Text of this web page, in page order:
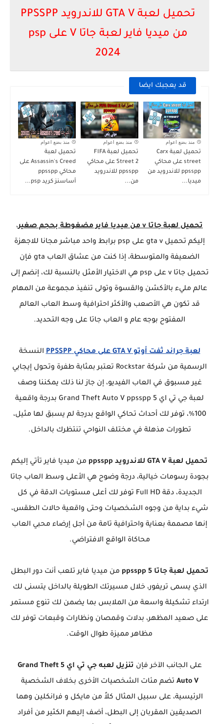
تحميل لعبة GTA V للاندرويد PPSSPP
من ميديا فاير لعبة جاتا V على psp
2024
قد يعجبك ايضا
منذ بضع اعوام
تحميل لعبة Carx
street على محاكي
ppsspp للاندرويد من
ميديا...
منذ بضع اعوام
تحميل لعبة FIFA
Street 2 على محاكي
ppsspp للاندرويد
من...
منذ بضع اعوام
تحميل لعبة
Assassin's Creed على
محاكي ppsspp
أساسنز كريد psp...
تحميل لعبة جاتا v من ميديا فاير مضغوطة بحجم صغير
،
إليكم تحميل gta v على psp برابط واحد مباشر مجانا للاجهزة
الضعيفة والمتوسطة، إذا كنت من عشاق العاب gta فإن
تحميل جاتا v على psp هي الاختيار الأمثل بالنسبة لك، إنضم إلى
عالم مليء بالأكشن والقسوة وتولى تنفيذ مجموعة من المهام
قد تكون هي الأصعب والأكثر احترافية وسط العاب العالم
المفتوح بوجه عام و العاب جاتا على وجه التحديد.
لعبة جراند ثفت أوتو GTA V على محاكي PPSSPP
النسخة
الرسمية من شركة Rockstar تعتبر بمثابة طفرة وتحول إيجابي
غير مسبوق في العاب الفيديو، إن جاز لنا ذلك يمكننا وصف
لعبة جي تي اي 5 Grand Theft Auto V ppsspp بدرجة واقعية
100%، توفر لك أحداث تحاكي الواقع بدرجة لم يسبق لها مثيل،
تطورات مذهلة في مختلف النواحي تنتظرك بالداخل.
تحميل لعبة GTA V للاندرويد ppsspp
من ميديا فاير تأتي إليكم
بجودة رسومات خيالية، درجة وضوح هي الأعلى وسط العاب جاتا
الجديدة، دقة Full HD توفر لك أعلى مستويات الدقة في كل
شيء بداية من وجوه الشخصيات وحتى واقعية حالات الطقس،
إنها مصممة بعناية واحترافية تامة من أجل إرضاء محبي العاب
محاكاة الواقع الافتراضي.
تحميل لعبة جاتا 5 ppsspp
من ميديا فاير تلعب أنت دور البطل
الذي يسمى تريفور، خلال مسيرتك الطويلة بالداخل يتسنى لك
ارتداء تشكيلة واسعة من الملابس بما يضمن لك تنوع مستمر
على صعيد المظهر، بدلات وقمصان ونظارات وقبعات توفر لك
مظاهر مميزة طوال الوقت.
على الجانب الآخر فإن
تنزيل لعبه جي تي اي 5 Grand Theft
Auto V تضم مئات الشخصيات الأخرى بخلاف الشخصية
الرئيسية، على سبيل المثال كلاً من مايكل و فرانكلين وهما
الصديقين المقربان إلى البطل، أضف إليهم الكثير من أفراد